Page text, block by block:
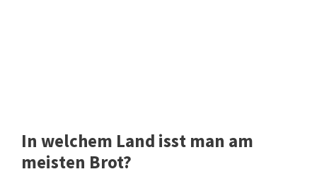
In welchem Land isst man am
meisten Brot?